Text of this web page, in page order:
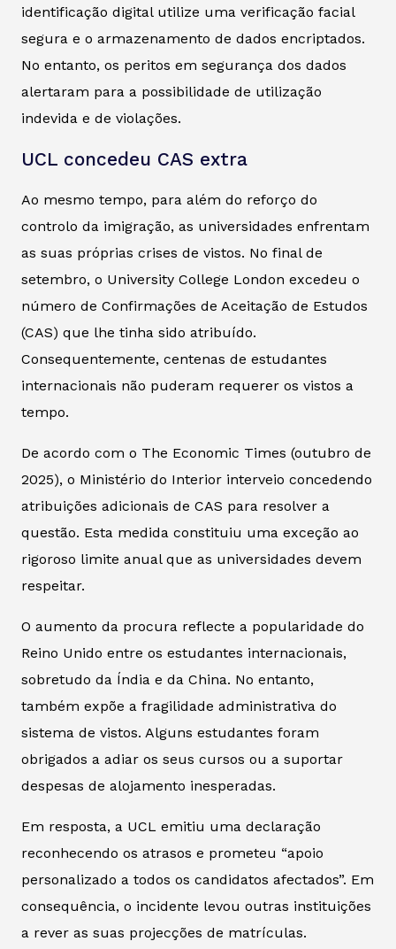
identificação digital utilize uma verificação facial
segura e o armazenamento de dados encriptados.
No entanto, os peritos em segurança dos dados
alertaram para a possibilidade de utilização
indevida e de violações.
UCL concedeu CAS extra
Ao mesmo tempo, para além do reforço do
controlo da imigração, as universidades enfrentam
as suas próprias crises de vistos. No final de
setembro, o University College London excedeu o
número de Confirmações de Aceitação de Estudos
(CAS) que lhe tinha sido atribuído.
Consequentemente, centenas de estudantes
internacionais não puderam requerer os vistos a
tempo.
De acordo com o The Economic Times (outubro de
2025), o Ministério do Interior interveio concedendo
atribuições adicionais de CAS para resolver a
questão. Esta medida constituiu uma exceção ao
rigoroso limite anual que as universidades devem
respeitar.
O aumento da procura reflecte a popularidade do
Reino Unido entre os estudantes internacionais,
sobretudo da Índia e da China. No entanto,
também expõe a fragilidade administrativa do
sistema de vistos. Alguns estudantes foram
obrigados a adiar os seus cursos ou a suportar
despesas de alojamento inesperadas.
Em resposta, a UCL emitiu uma declaração
reconhecendo os atrasos e prometeu “apoio
personalizado a todos os candidatos afectados”. Em
consequência, o incidente levou outras instituições
a rever as suas projecções de matrículas.